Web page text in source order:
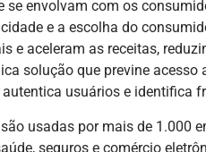
se envolvam com os
e a escolha do
e aceleram as receitas,
solução que previne
autentica usuários e identifica
usadas por mais de 1.000
seguros e comércio